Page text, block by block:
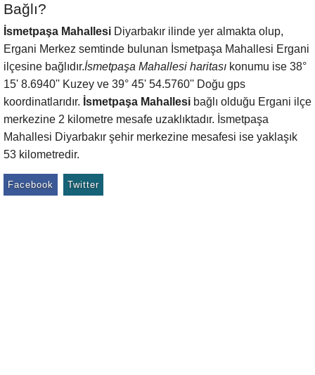
Bağlı?
İsmetpaşa Mahallesi Diyarbakır ilinde yer almakta olup,
Ergani Merkez semtinde bulunan İsmetpaşa Mahallesi Ergani
ilçesine bağlıdır.İsmetpaşa Mahallesi haritası konumu ise 38°
15' 8.6940'' Kuzey ve 39° 45' 54.5760'' Doğu gps
koordinatlarıdır. İsmetpaşa Mahallesi bağlı olduğu Ergani ilçe
merkezine 2 kilometre mesafe uzaklıktadır. İsmetpaşa
Mahallesi Diyarbakır şehir merkezine mesafesi ise yaklaşık
53 kilometredir.
Facebook Twitter